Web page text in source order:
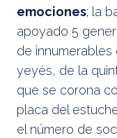
emociones; la
apoyado 5
de
yeyés, de la
que se corona
placa del
el número de